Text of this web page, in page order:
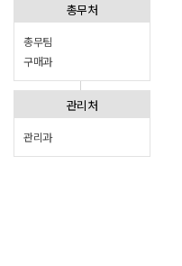
총무처
총무팀
구매과
관리처
관리과